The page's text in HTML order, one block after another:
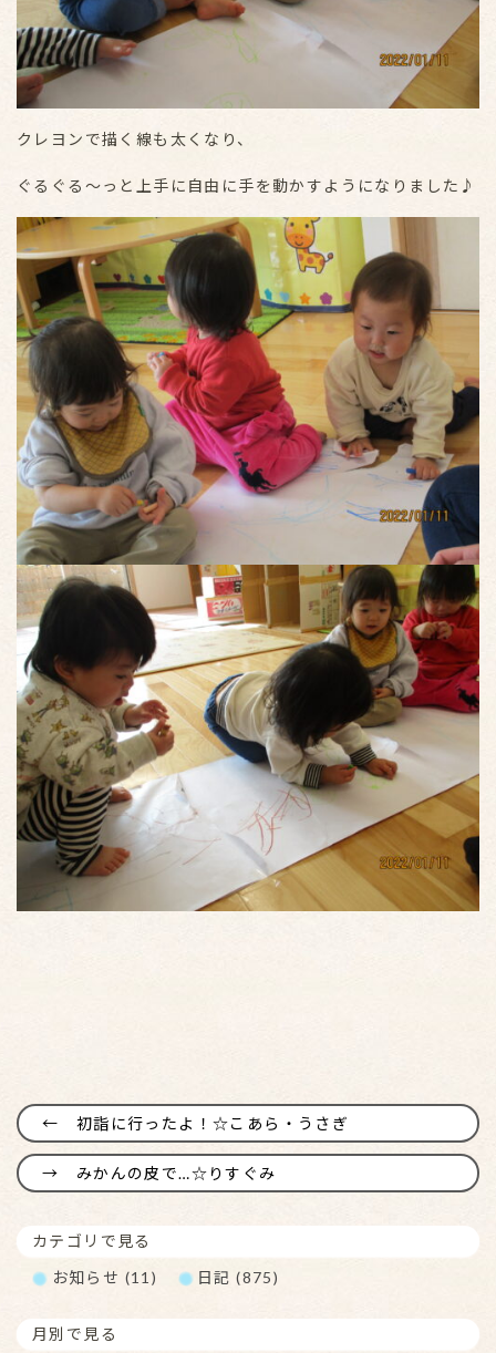
クレヨンで描く線も太くなり、
ぐるぐる～っと上手に自由に手を動かすようになりました♪
初詣に行ったよ！☆こあら・うさぎ
みかんの皮で…☆りすぐみ
カテゴリで見る
お知らせ (11)
日記 (875)
月別で見る